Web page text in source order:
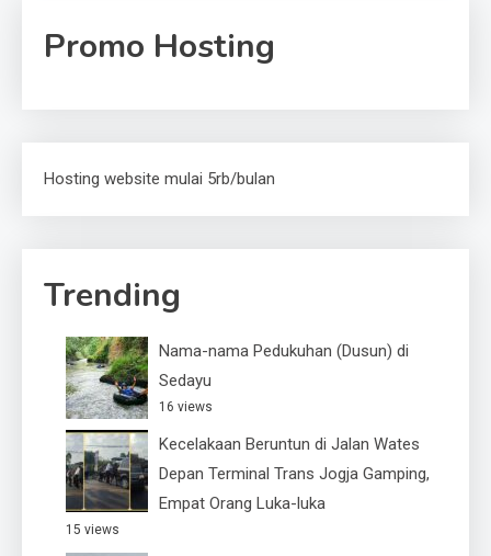
Promo Hosting
Hosting website mulai 5rb/bulan
Trending
Nama-nama Pedukuhan (Dusun) di
Sedayu
16 views
Kecelakaan Beruntun di Jalan Wates
Depan Terminal Trans Jogja Gamping,
Empat Orang Luka-luka
15 views